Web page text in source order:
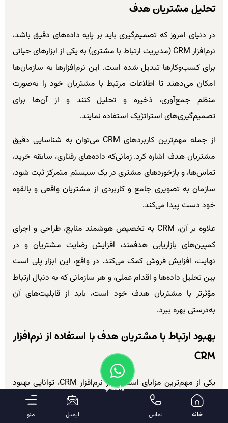
تحلیل مشتریان هدف
در دنیای امروز که تصمیم‌گیری باید بر پایه داده‌های دقیق باشد،
نرم‌افزار CRM (مدیریت ارتباط با مشتری) به یکی از ابزارهای حیاتی
برای کسب‌وکارها تبدیل شده است. این نرم‌افزارها به سازمان‌ها
امکان می‌دهند تا اطلاعات مرتبط با مشتریان خود را به‌صورت
منظم جمع‌آوری، ذخیره و تحلیل کنند و از آن‌ها برای
تصمیم‌گیری‌های استراتژیک استفاده نمایند.
از جمله مهم‌ترین کاربردهای CRM می‌توان به شناسایی دقیق
مشتریان هدف اشاره کرد. زمانی‌که داده‌های رفتاری، سابقه خرید،
تماس‌ها، و بازخوردهای مشتری در یک سیستم متمرکز ثبت شود،
سازمان به تصویری جامع و کاربردی از مشتریان واقعی و بالقوه
خود دست پیدا می‌کند.
علاوه بر آن، CRM به تخصیص هوشمند منابع، طراحی و اجرای
کمپین‌های بازاریابی هدفمند، افزایش رضایت مشتریان و در
نهایت، افزایش فروش کمک می‌کند. در واقع، این ابزار پلی است
بین تحلیل داده‌ها و اقدام عملی، و هر سازمانی که به دنبال ارتباط
مؤثرتر با مشتریان هدف خود است، باید از قابلیت‌های آن
به‌درستی بهره ببرد.
بهبود ارتباط با مشتریان هدف با استفاده از نرم‌افزار
CRM
یکی از مهم‌ترین مزایای استفاده از نرم‌افزار CRM، توانایی بهبود
ارتباط با مشتریان هدف است. این نرم‌افزارها به سازمان‌ها کمک
می‌کنند تا به‌صورت مؤثرتری با مشتریان خود تعامل داشته باشند،
خانه تماس
واتساپ
ایمیل منو